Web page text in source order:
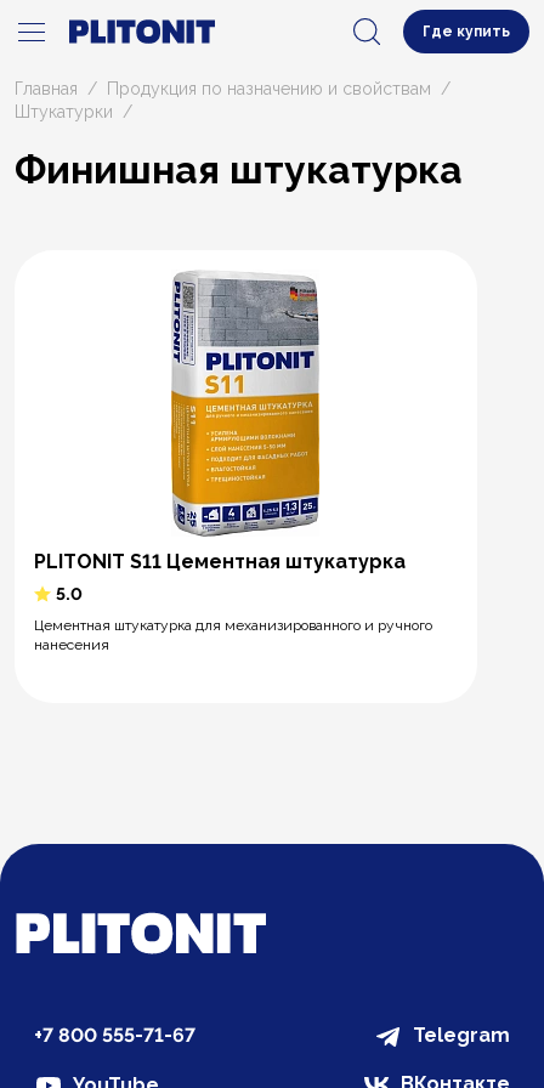
Где купить
Главная
Продукция по назначению и свойствам
Штукатурки
Финишная штукатурка
PLITONIT S11 Цементная штукатурка
5.0
Цементная штукатурка для механизированного и ручного
нанесения
+7 800 555-71-67 Telegram
ВКонтакте